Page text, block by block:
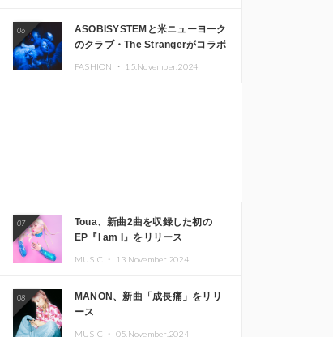
06
ASOBISYSTEMと米ニューヨーク
のクラブ・The Strangerがコラボ
FASHION ・ 15.November.2024
07
Toua、新曲2曲を収録した初の
EP『I am I』をリリース
MUSIC ・ 13.November.2024
08
MANON、新曲「成長痛」をリリ
ース
MUSIC ・ 05.November.2024